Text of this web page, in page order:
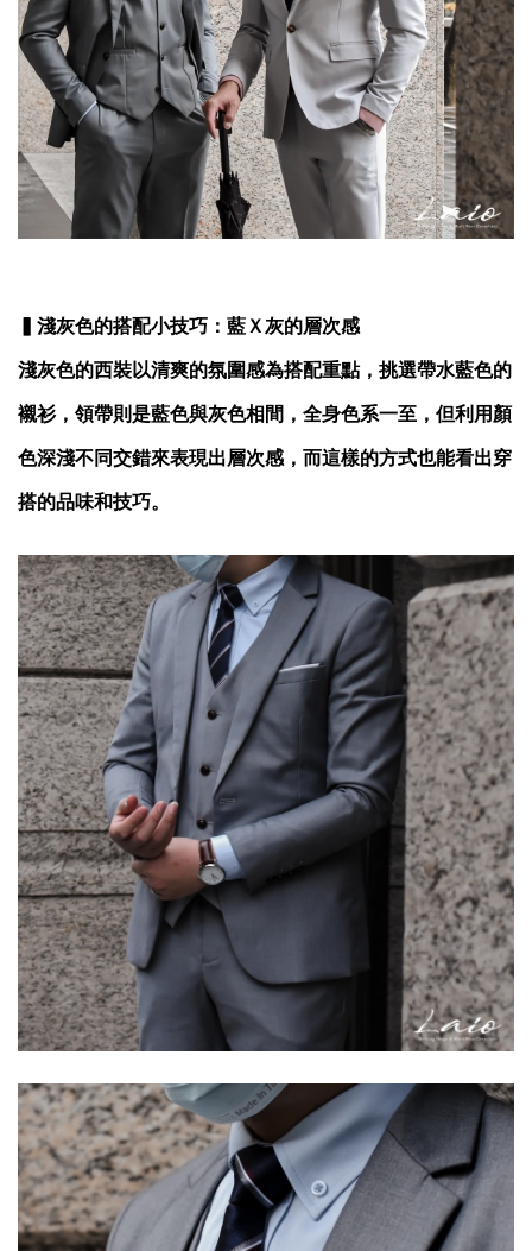
▍淺灰色的搭配小技巧：藍Ｘ灰的層次感
淺灰色的西裝以清爽的氛圍感為搭配重點，挑選帶水藍色的
襯衫，領帶則是藍色與灰色相間，全身色系一至，但利用顏
色深淺不同交錯來表現出層次感，而這樣的方式也能看出穿
搭的品味和技巧。